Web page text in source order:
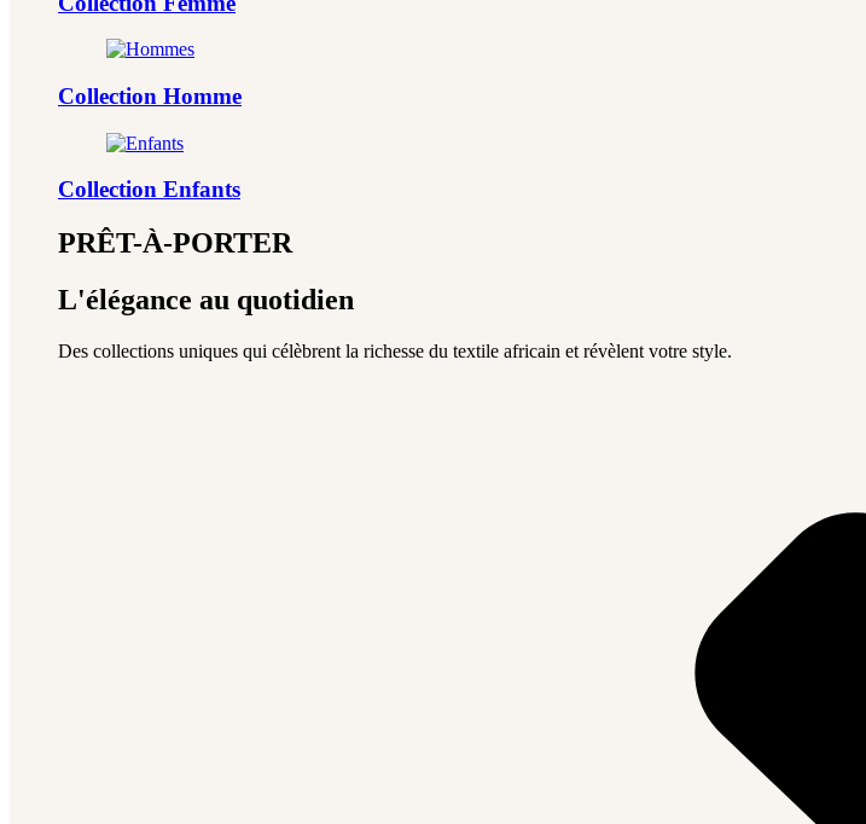
Collection Homme
Collection Enfants
PRÊT-À-PORTER
L'élégance au quotidien
Des collections uniques qui célèbrent la richesse du textile africain et révèlent votre style.